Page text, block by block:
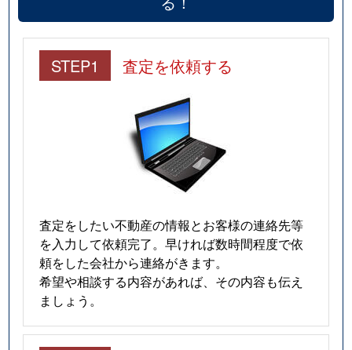
STEP1 査定を依頼する
査定をしたい不動産の情報とお客様の連絡先等
を入力して依頼完了。早ければ数時間程度で依
頼をした会社から連絡がきます。
希望や相談する内容があれば、その内容も伝え
ましょう。